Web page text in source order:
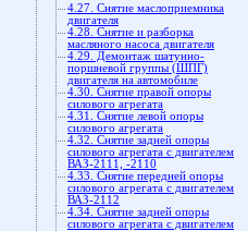
4.27. Снятие маслоприемника
двигателя
4.28. Снятие и разборка
масляного насоса двигателя
4.29. Демонтаж шатунно-
поршневой группы (ШПГ)
двигателя на автомобиле
4.30. Снятие правой опоры
силового агрегата
4.31. Снятие левой опоры
силового агрегата
4.32. Снятие задней опоры
силового агрегата с двигателем
ВАЗ-2111, -2110
4.33. Снятие передней опоры
силового агрегата с двигателем
ВАЗ-2112
4.34. Снятие задней опоры
силового агрегата с двигателем